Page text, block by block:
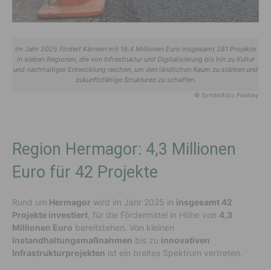
Im Jahr 2025 fördert Kärnten mit 18,4 Millionen Euro insgesamt 281 Projekte
in sieben Regionen, die von Infrastruktur und Digitalisierung bis hin zu Kultur
und nachhaltiger Entwicklung reichen, um den ländlichen Raum zu stärken und
zukunftsfähige Strukturen zu schaffen.
© Symbolfoto Pixabay
Region Hermagor: 4,3 Millionen
Euro für 42 Projekte
Rund um Hermagor wird im Jahr 2025 in insgesamt 42
Projekte investiert , für die Fördermittel in Höhe von 4,3
Millionen Euro bereitstehen. Von kleinen
Instandhaltungsmaßnahmen bis zu innovativen
Infrastrukturprojekten ist ein breites Spektrum vertreten.